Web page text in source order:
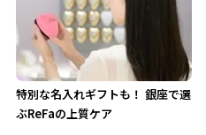
特別な名入れギフトも！ 銀座で選
ぶReFaの上質ケア